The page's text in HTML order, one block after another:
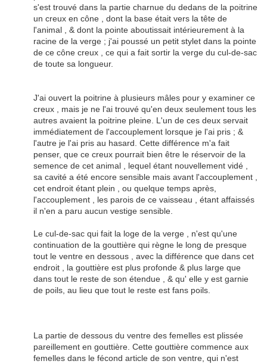
s'est trouvé dans la partie charnue du dedans de la poitrine
un creux en cône , dont la base était vers la tête de
l'animal , & dont la pointe aboutissait intérieurement à la
racine de la verge ; j'ai poussé un petit stylet dans la pointe
de ce cône creux , ce qui a fait sortir la verge du cul-de-sac
de toute sa longueur.
J'ai ouvert la poitrine à plusieurs mâles pour y examiner ce
creux , mais je ne l'ai trouvé qu'en deux seulement tous les
autres avaient la poitrine pleine. L'un de ces deux servait
immédiatement de l'accouplement lorsque je l'ai pris ; &
l'autre je l'ai pris au hasard. Cette différence m'a fait
penser, que ce creux pourrait bien être le réservoir de la
semence de cet animal , lequel étant nouvellement vidé ,
sa cavité a été encore sensible mais avant l'accouplement ,
cet endroit étant plein , ou quelque temps après,
l'accouplement , les parois de ce vaisseau , étant affaissés
il n'en a paru aucun vestige sensible.
Le cul-de-sac qui fait la loge de la verge , n'est qu'une
continuation de la gouttière qui règne le long de presque
tout le ventre en dessous , avec la différence que dans cet
endroit , la gouttière est plus profonde & plus large que
dans tout le reste de son étendue , & qu' elle y est garnie
de poils, au lieu que tout le reste est fans poils.
La partie de dessous du ventre des femelles est plissée
pareillement en gouttière. Cette gouttière commence aux
femelles dans le fécond article de son ventre, qui n'est